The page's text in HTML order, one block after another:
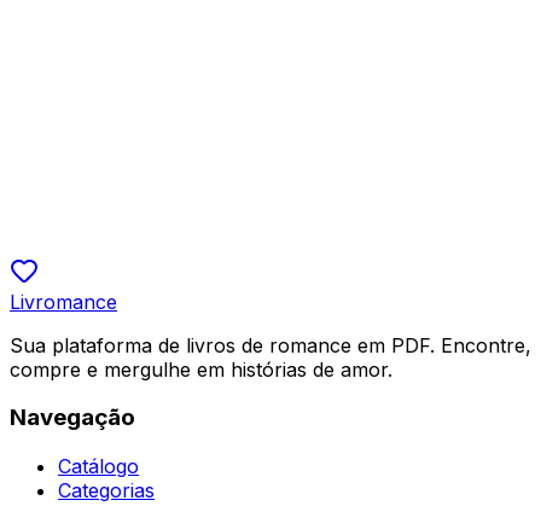
Livromance
Sua plataforma de livros de romance em PDF. Encontre,
compre e mergulhe em histórias de amor.
Navegação
Catálogo
Categorias